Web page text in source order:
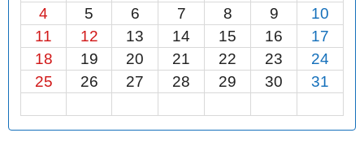
4
5 6 7 8 9
10
11
12 13 14 15 16
17
18
19 20 21 22 23
24
25
26 27 28 29 30 31